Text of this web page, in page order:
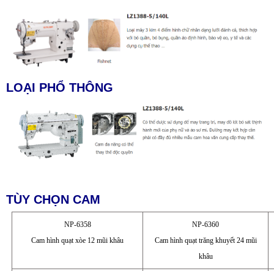
LOẠI PHỔ THÔNG
TÙY CHỌN CAM
NP-6358
Cam hình quạt xòe 12 mũi khâu
NP-6360
Cam hình quạt trăng khuyết 24 mũi
khâu